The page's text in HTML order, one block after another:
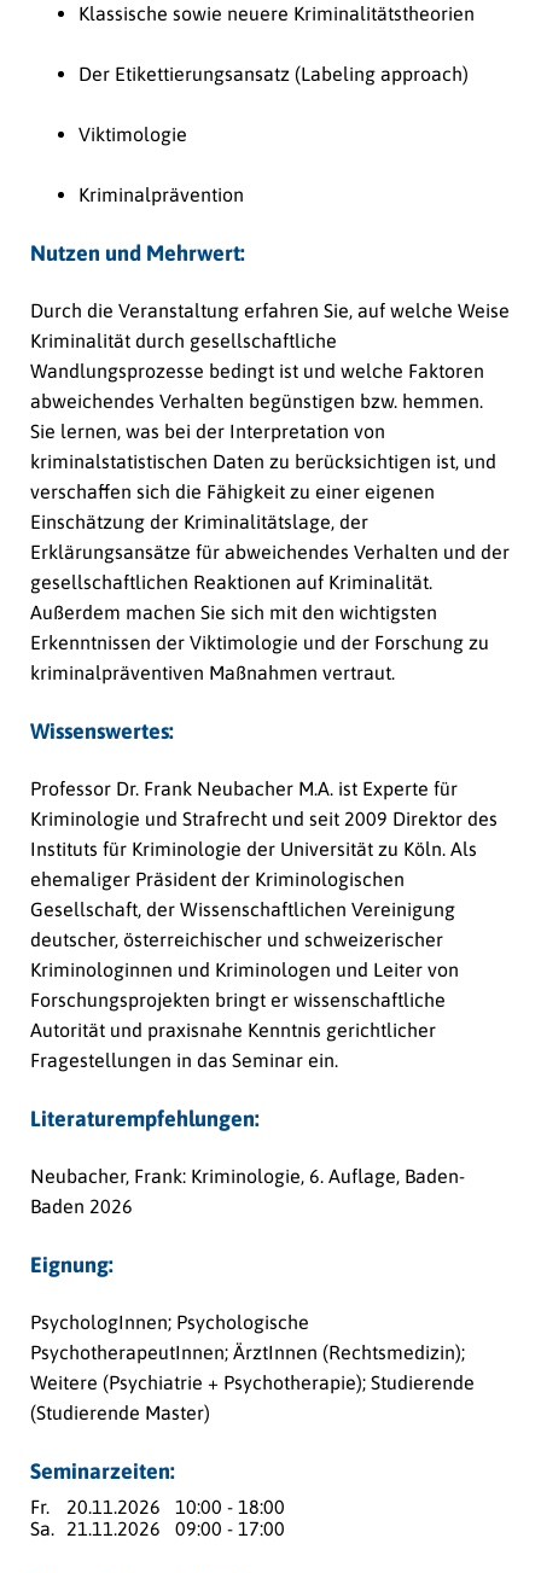
Klassische sowie neuere Kriminalitätstheorien
Der Etikettierungsansatz (Labeling approach)
Viktimologie
Kriminalprävention
Nutzen und Mehrwert:
Durch die Veranstaltung erfahren Sie, auf welche Weise
Kriminalität durch gesellschaftliche
Wandlungsprozesse bedingt ist und welche Faktoren
abweichendes Verhalten begünstigen bzw. hemmen.
Sie lernen, was bei der Interpretation von
kriminalstatistischen Daten zu berücksichtigen ist, und
verschaffen sich die Fähigkeit zu einer eigenen
Einschätzung der Kriminalitätslage, der
Erklärungsansätze für abweichendes Verhalten und der
gesellschaftlichen Reaktionen auf Kriminalität.
Außerdem machen Sie sich mit den wichtigsten
Erkenntnissen der Viktimologie und der Forschung zu
kriminalpräventiven Maßnahmen vertraut.
Wissenswertes:
Professor Dr. Frank Neubacher M.A. ist Experte für
Kriminologie und Strafrecht und seit 2009 Direktor des
Instituts für Kriminologie der Universität zu Köln. Als
ehemaliger Präsident der Kriminologischen
Gesellschaft, der Wissenschaftlichen Vereinigung
deutscher, österreichischer und schweizerischer
Kriminologinnen und Kriminologen und Leiter von
Forschungsprojekten bringt er wissenschaftliche
Autorität und praxisnahe Kenntnis gerichtlicher
Fragestellungen in das Seminar ein.
Literaturempfehlungen:
Neubacher, Frank: Kriminologie, 6. Auflage, Baden-
Baden 2026
Eignung:
PsychologInnen; Psychologische
PsychotherapeutInnen; ÄrztInnen (Rechtsmedizin);
Weitere (Psychiatrie + Psychotherapie); Studierende
(Studierende Master)
Seminarzeiten:
Fr. 20.11.2026
10:00 - 18:00
Sa.
21.11.2026 09:00 - 17:00